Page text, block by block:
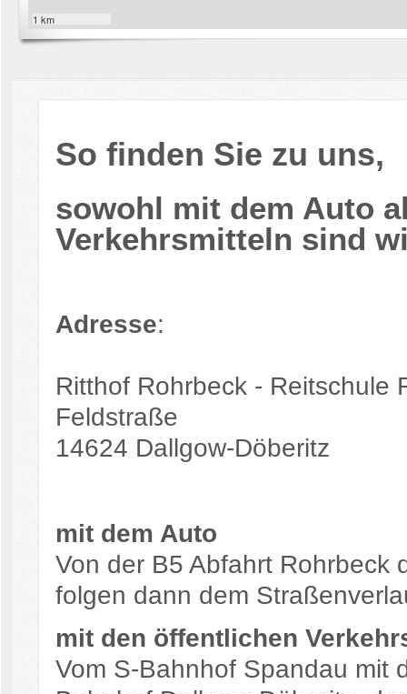
1 km
So finden Sie zu uns,
sowohl mit dem Auto
Verkehrsmitteln sind
Adresse:
Ritthof Rohrbeck - Reitschule
Feldstraße
14624 Dallgow-Döberitz
mit dem Auto
Von der B5 Abfahrt Rohrbeck
folgen dann dem
mit den öffentlichen
Vom S-Bahnhof Spandau mit